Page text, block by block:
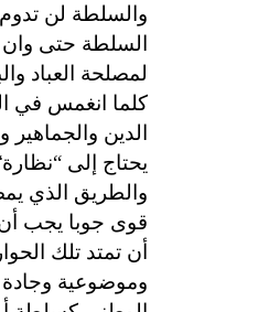
والسلطة لن
السلطة حتى وان
لمصلحة العباد
كلما انغمس في
الدين
يحتاج إلى “نظارة
والطريق الذي
قوى جوبا يجب
أن تمتد تلك
وموضوعية وجادة